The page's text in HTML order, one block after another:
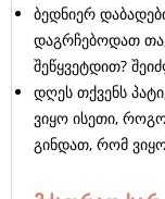
ბედნიერ
დაგრჩებოდათ
შეწყვეტდით?
დღეს თქვენს
ვიყო ისეთი,
გინდათ, რომ